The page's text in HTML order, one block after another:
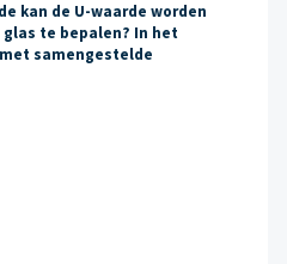
kan de U-waarde worden
te bepalen? In het
samengestelde